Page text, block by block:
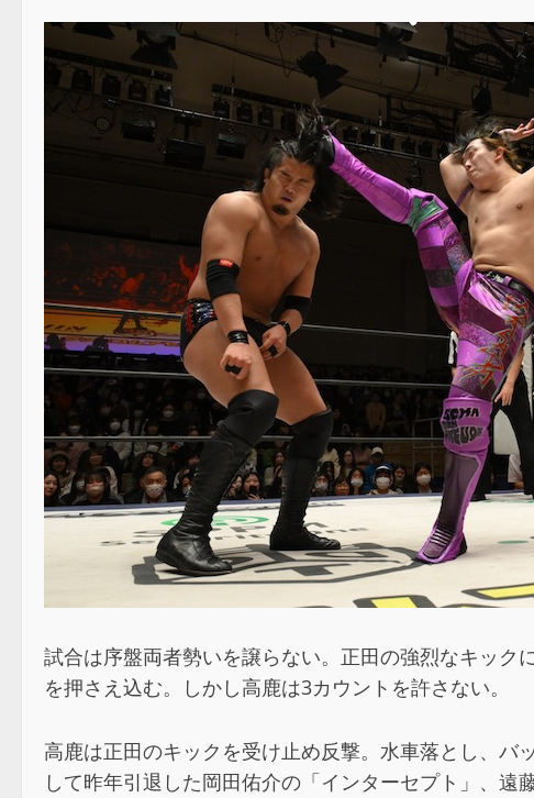
試合は序盤両者勢いを譲らない。正田の強烈なキッ
を押さえ込む。しかし高鹿は3カウントを許さない。
高鹿は正田のキックを受け止め反撃。水車落とし、
して昨年引退した岡田佑介の「インターセプト」、